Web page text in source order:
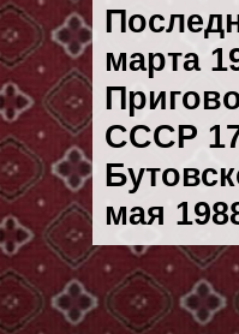
марта
СССР
мая